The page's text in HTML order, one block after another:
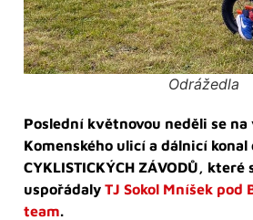
Odrážedla
Poslední květnovou neděli se na
Komenského ulicí a dálnicí
CYKLISTICKÝCH ZÁVODŮ, které
uspořádaly TJ Sokol Mníšek pod
team.